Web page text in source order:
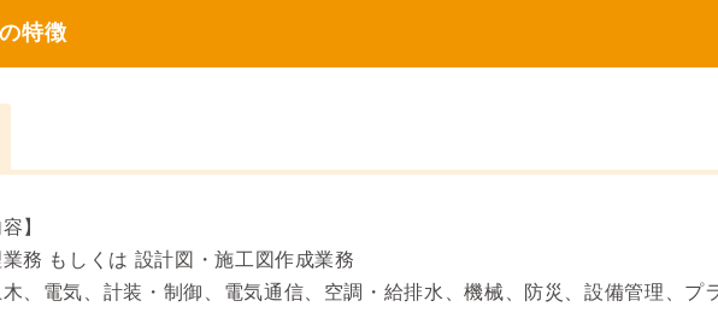
特徴
】
務 もしくは 設計図・施工図作成業務
、電気、計装・制御、電気通信、空調・給排水、機械、防災、設備管理、プ